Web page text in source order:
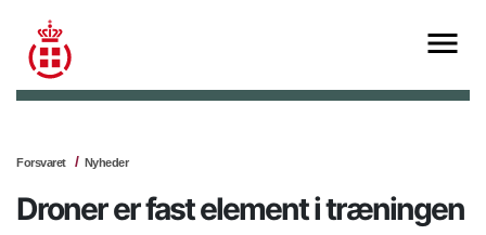
Forsvaret Nyheder
Droner er fast element i træningen